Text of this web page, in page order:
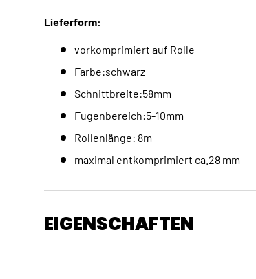
Lieferform:
vorkomprimiert auf Rolle
Farbe:schwarz
Schnittbreite:58mm
Fugenbereich:5-10mm
Rollenlänge: 8m
maximal entkomprimiert ca.28 mm
EIGENSCHAFTEN